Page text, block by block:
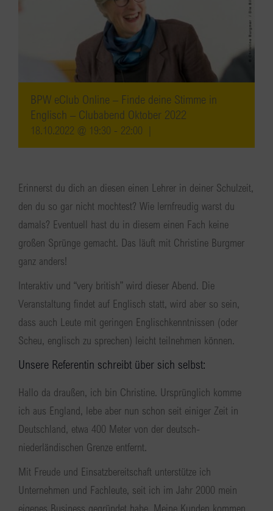
BPW eClub Online – Finde deine Stimme in
Englisch – Clubabend Oktober 2022
18.10.2022 @ 19:30 - 22:00
Erinnerst du dich an diesen einen Lehrer in deiner Schulzeit,
den du so gar nicht mochtest? Wie lernfreudig warst du
damals? Eventuell hast du in diesem einen Fach keine
großen Sprünge gemacht. Das läuft mit Christine Burgmer
ganz anders!
Interaktiv und “very british” wird dieser Abend. Die
Veranstaltung findet auf Englisch statt, wird aber so sein,
dass auch Leute mit geringen Englischkenntnissen (oder
Scheu, englisch zu sprechen) leicht teilnehmen können.
Unsere Referentin schreibt über sich selbst:
Hallo da draußen, ich bin Christine. Ursprünglich komme
ich aus England, lebe aber nun schon seit einiger Zeit in
Deutschland, etwa 400 Meter von der deutsch-
niederländischen Grenze entfernt.
Mit Freude und Einsatzbereitschaft unterstütze ich
Unternehmen und Fachleute, seit ich im Jahr 2000 mein
eigenes Business gegründet habe. Meine Kunden kommen